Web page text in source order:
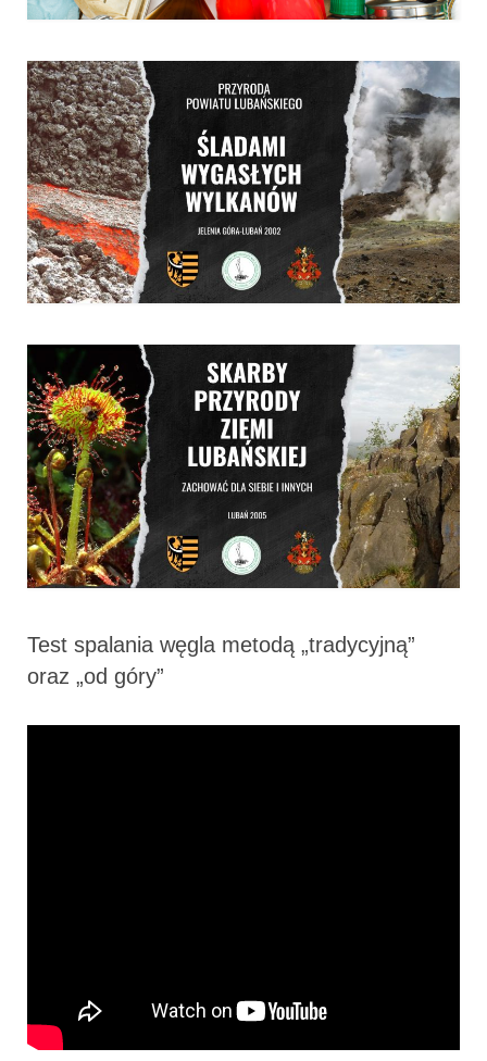
Test spalania węgla metodą „tradycyjną”
oraz „od góry”